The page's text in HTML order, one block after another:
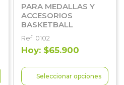
PARA MEDALLAS Y
ACCESORIOS
BASKETBALL
Ref: 0102
Hoy: $65.900
Seleccionar opciones